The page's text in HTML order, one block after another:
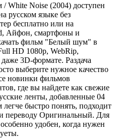
Noise (2004) доступен
русском языке без
бесплатно или на
Айфон, смартфоны и
фильм "Белый шум" в
HD 1080p, WebRip,
3D-формате. Раздача
выберите нужное качество
новинки фильмов
где вы найдете как свежие
ленты, добавленные 04
быстро понять, подходит
переводу Оригинальный. Для
удобен, когда нужен